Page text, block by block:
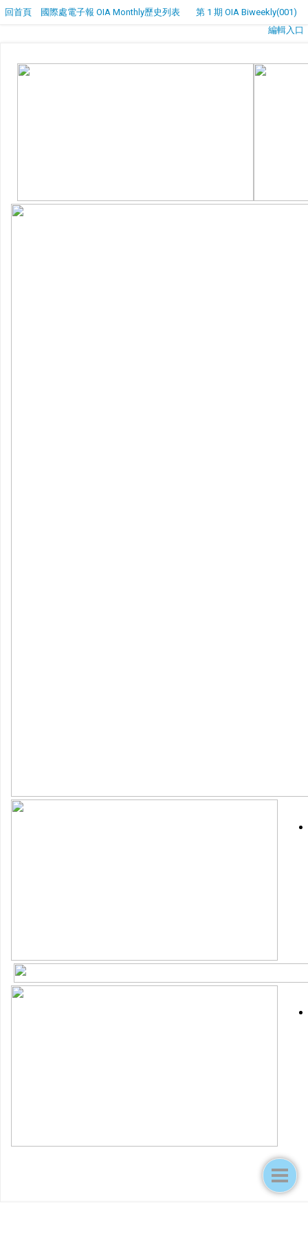
回首頁 國際處電子報 OIA Monthly歷史列表
第 1 期 OIA Biweekly(001)
編輯入口